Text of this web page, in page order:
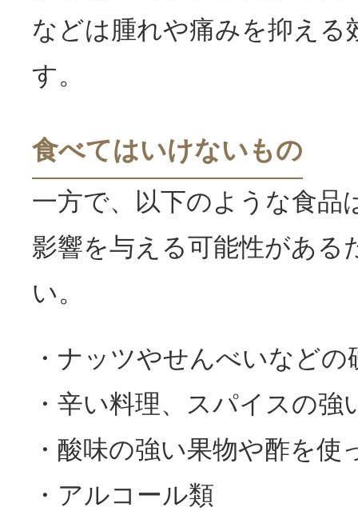
などは腫れや痛みを抑える
す。
食べてはいけないもの
一方で、以下のような食品
影響を与える可能性がある
い。
・ナッツやせんべいなどの
・辛い料理、スパイスの強
・酸味の強い果物や酢を使
・アルコール類